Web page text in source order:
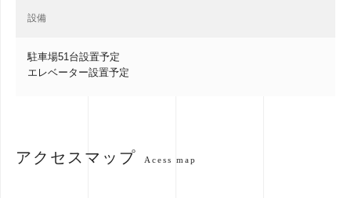
設備
駐車場51台設置予定
エレベーター設置予定
アクセスマップ Acess map